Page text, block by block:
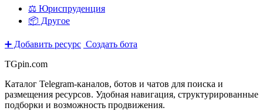
⚖️ Юриспруденция
📦 Другое
➕ Добавить ресурс Создать бота
TGpin.com
Каталог Telegram-каналов, ботов и чатов для поиска и
размещения ресурсов. Удобная навигация, структурированные
подборки и возможность продвижения.